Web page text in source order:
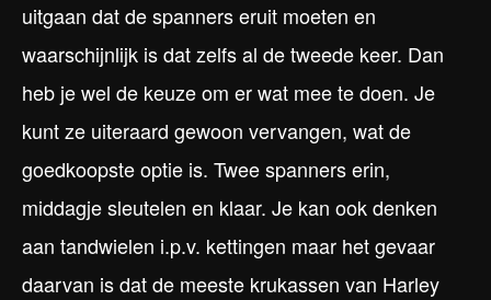
uitgaan dat de spanners eruit moeten en
waarschijnlijk is dat zelfs al de tweede keer. Dan
heb je wel de keuze om er wat mee te doen. Je
kunt ze uiteraard gewoon vervangen, wat de
goedkoopste optie is. Twee spanners erin,
middagje sleutelen en klaar. Je kan ook denken
aan tandwielen i.p.v. kettingen maar het gevaar
daarvan is dat de meeste krukassen van Harley